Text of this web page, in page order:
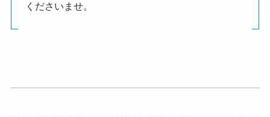
くださいませ。